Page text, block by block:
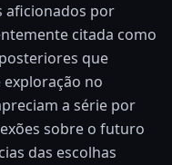
aficionados por
citada como
que
no
a série por
sobre o futuro
das escolhas